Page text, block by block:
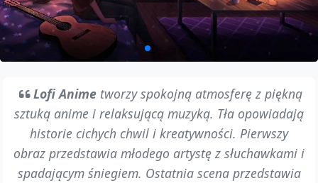
Lofi Animetworzy spokojną atmosferę z piękną
sztuką anime i relaksującą muzyką. Tła opowiadają
historie cichych chwil i kreatywności. Pierwszy
obraz przedstawia młodego artystę z słuchawkami i
spadającym śniegiem. Ostatnia scena przedstawia